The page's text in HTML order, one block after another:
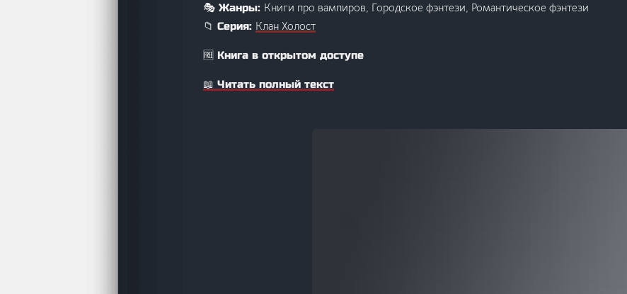
🎭 Жанры: Книги про вампиров, Городское фэнтези, Романтическое фэнтези
📁 Серия: Клан Холост
🆓 Книга в открытом доступе
📖 Читать полный текст